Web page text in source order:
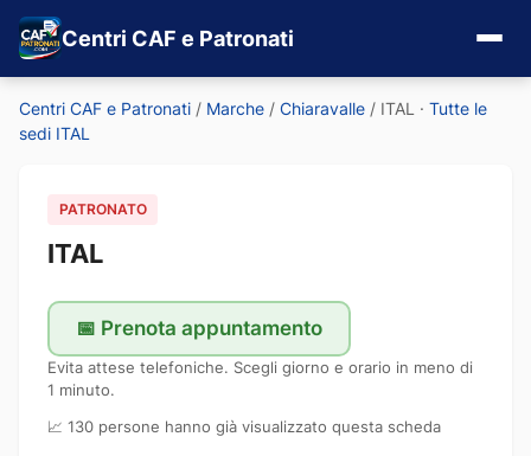
Centri CAF e Patronati
Centri CAF e Patronati / Marche / Chiaravalle / ITAL · Tutte le
sedi ITAL
PATRONATO
ITAL
📅 Prenota appuntamento
Evita attese telefoniche. Scegli giorno e orario in meno di
1 minuto.
📈 130 persone hanno già visualizzato questa scheda